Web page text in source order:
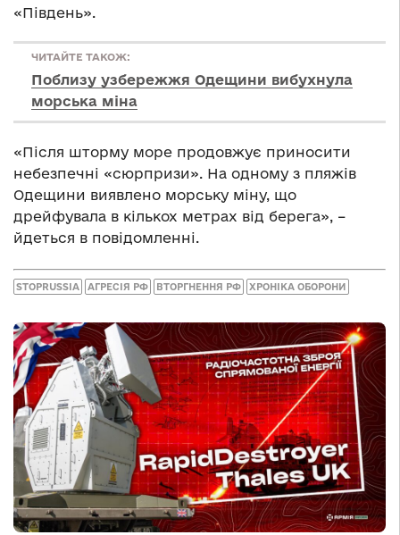
«Південь».
ЧИТАЙТЕ ТАКОЖ:
Поблизу узбережжя Одещини вибухнула
морська міна
«Після шторму море продовжує приносити
небезпечні «сюрпризи». На одному з пляжів
Одещини виявлено морську міну, що
дрейфувала в кількох метрах від берега», –
йдеться в повідомленні.
STOPRUSSIA АГРЕСІЯ РФ ВТОРГНЕННЯ РФ ХРОНІКА ОБОРОНИ